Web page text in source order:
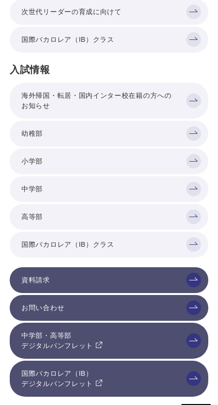
次世代リーダーの育成に向けて
国際バカロレア（IB）クラス
入試情報
海外帰国・転居・国内インター校在籍の方への
お知らせ
幼稚部
小学部
中学部
高等部
国際バカロレア（IB）クラス
資料請求
お問い合わせ
中学部・高等部
デジタルパンフレット
国際バカロレア（IB）
デジタルパンフレット